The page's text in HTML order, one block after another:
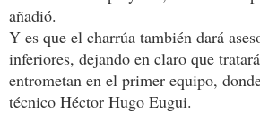
añadió.
Y es que el charrúa también dará
inferiores, dejando en claro que
entrometan en el primer equipo,
técnico Héctor Hugo Eugui.